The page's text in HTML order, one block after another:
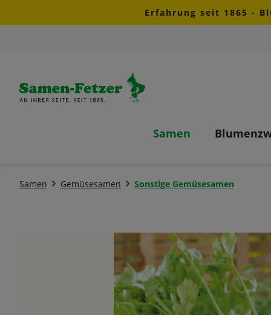
Zur Hauptnavigation springenErfahrung seit 1865 -
Samen
Samen Gemüsesamen Sonstige Gemüsesamen
Bildergalerie überspringen